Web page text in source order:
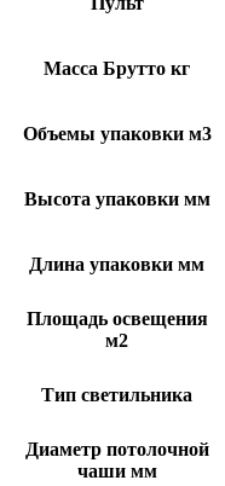
Масса Брутто кг
Объемы упаковки м3
Высота упаковки мм
Длина упаковки мм
Площадь освещения
м2
Тип светильника
Диаметр потолочной
чаши мм